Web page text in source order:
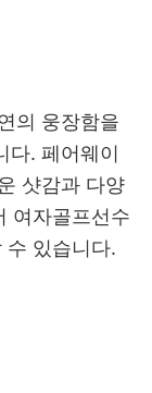
의 웅장함을
다. 페어웨이
샷감과 다양
여자골프선수
수 있습니다.